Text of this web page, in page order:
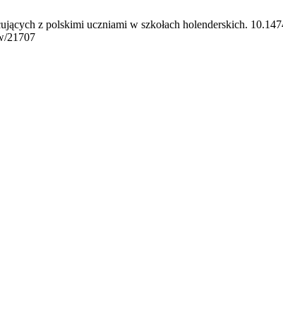
z polskimi uczniami w szkołach holenderskich.
21707